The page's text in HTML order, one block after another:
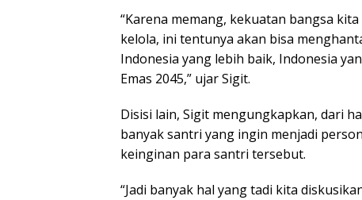
“Karena memang, kekuatan bangsa
kelola, ini tentunya akan bisa
Indonesia yang lebih baik, Indonesia
Emas 2045,” ujar Sigit.
Disisi lain, Sigit mengungkapkan, dari
banyak santri yang ingin menjadi
keinginan para santri tersebut.
“Jadi banyak hal yang tadi kita